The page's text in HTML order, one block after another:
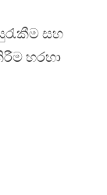
සහ
හරහා